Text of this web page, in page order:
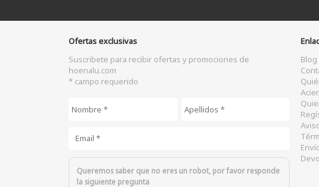
Ofertas exclusivas
Suscribete para recibir ofertas y promociones de
hoenalu.com
* campo requerido
*
Queremos saber que no eres un robot, por favor responde
la siguiente pregunta
Blog